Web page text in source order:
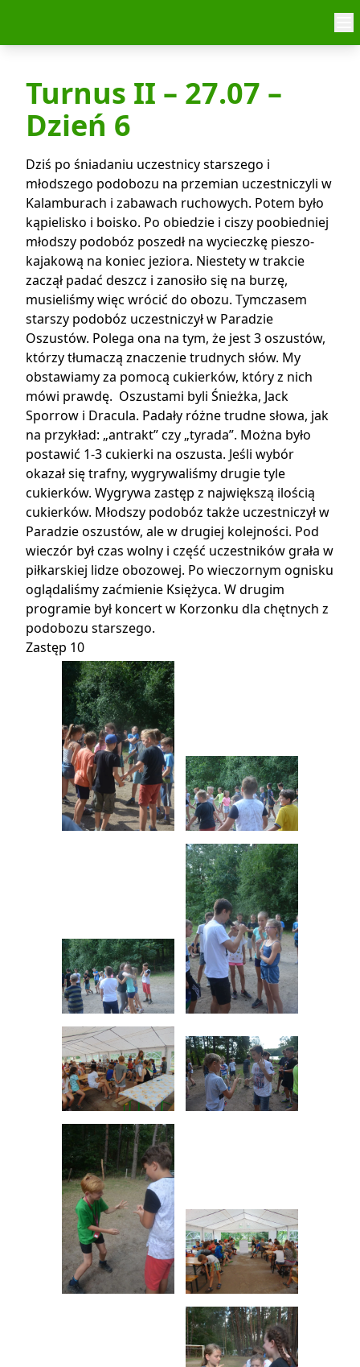
Turnus II – 27.07 –
Dzień 6
Dziś po śniadaniu uczestnicy starszego i
młodszego podobozu na przemian uczestniczyli w
Kalamburach i zabawach ruchowych. Potem było
kąpielisko i boisko. Po obiedzie i ciszy poobiedniej
młodszy podobóz poszedł na wycieczkę pieszo-
kajakową na koniec jeziora. Niestety w trakcie
zaczął padać deszcz i zanosiło się na burzę,
musieliśmy więc wrócić do obozu. Tymczasem
starszy podobóz uczestniczył w Paradzie
Oszustów. Polega ona na tym, że jest 3 oszustów,
którzy tłumaczą znaczenie trudnych słów. My
obstawiamy za pomocą cukierków, który z nich
mówi prawdę. Oszustami byli Śnieżka, Jack
Sporrow i Dracula. Padały różne trudne słowa, jak
na przykład: „antrakt” czy „tyrada”. Można było
postawić 1-3 cukierki na oszusta. Jeśli wybór
okazał się trafny, wygrywaliśmy drugie tyle
cukierków. Wygrywa zastęp z największą ilością
cukierków. Młodszy podobóz także uczestniczył w
Paradzie oszustów, ale w drugiej kolejności. Pod
wieczór był czas wolny i część uczestników grała w
piłkarskiej lidze obozowej. Po wieczornym ognisku
oglądaliśmy zaćmienie Księżyca. W drugim
programie był koncert w Korzonku dla chętnych z
podobozu starszego.
Zastęp 10